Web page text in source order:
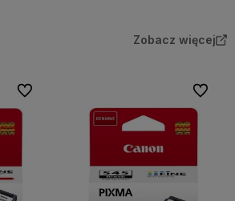
Zobacz więcej
Do ulubionych Do